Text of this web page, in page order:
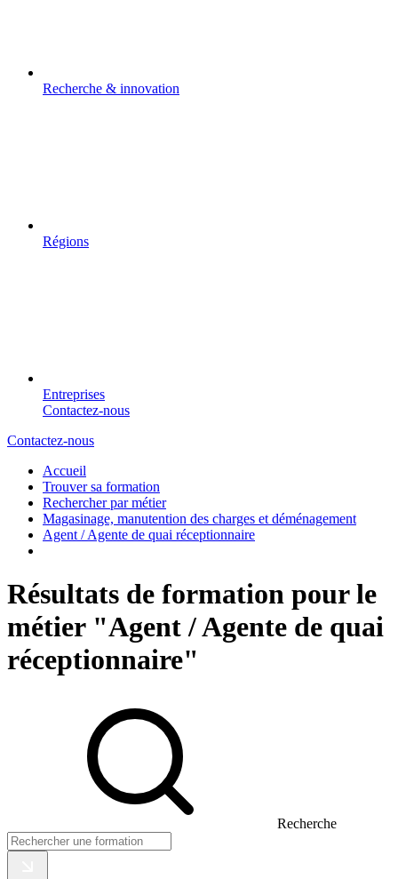
Recherche & innovation
Régions
Entreprises
Contactez-nous
Contactez-nous
Accueil
Trouver sa formation
Rechercher par métier
Magasinage, manutention des charges et déménagement
Agent / Agente de quai réceptionnaire
Résultats de formation pour le
métier "Agent / Agente de quai
réceptionnaire"
Recherche